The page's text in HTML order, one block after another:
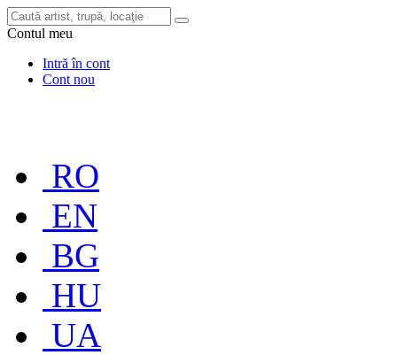
Contul meu
Intră în cont
Cont nou
RO
EN
BG
HU
UA